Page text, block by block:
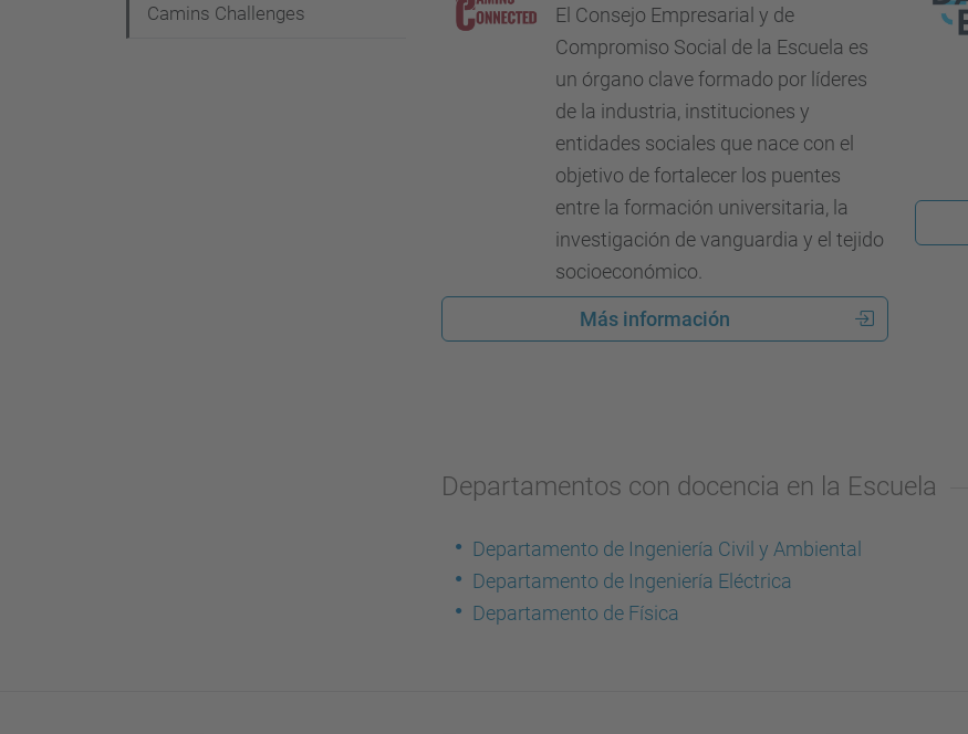
El Consejo Empresarial y de
Compromiso Social de la Escuela es
un órgano clave formado por líderes
de la industria, instituciones y
entidades sociales que nace con el
objetivo de fortalecer los puentes
entre la formación universitaria, la
investigación de vanguardia y el tejido
socioeconómico.
Más información
Departamentos con docencia en la Escuela
Departamento de Ingeniería Civil y Ambiental
Departamento de Ingeniería Eléctrica
Departamento de Física
Camins Challenges